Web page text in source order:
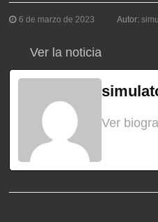
6 de marzo de 2023 Autor:
Ver la noticia
Ver